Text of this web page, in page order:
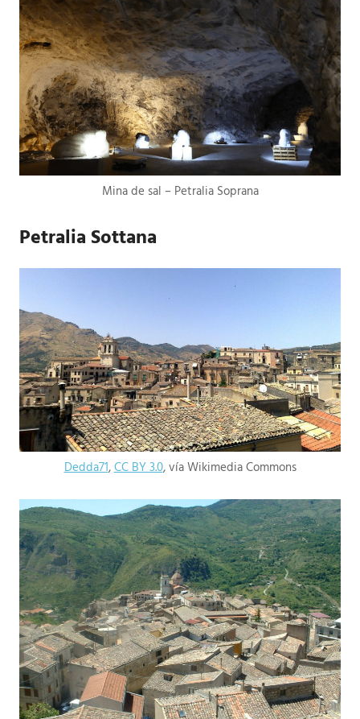
Mina de sal – Petralia Soprana
Petralia Sottana
Dedda71,CC BY 3.0, vía Wikimedia Commons